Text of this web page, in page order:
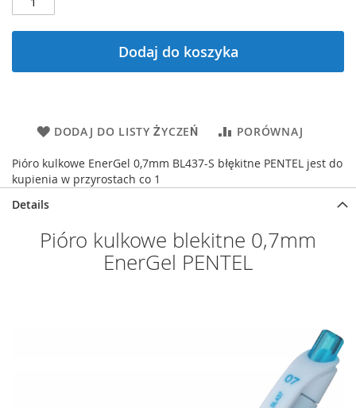
Dodaj do koszyka
DODAJ DO LISTY ŻYCZEŃ PORÓWNAJ
Pióro kulkowe EnerGel 0,7mm BL437-S błękitne PENTEL jest do
kupienia w przyrostach co 1
Details
Pióro kulkowe blekitne 0,7mm
EnerGel PENTEL